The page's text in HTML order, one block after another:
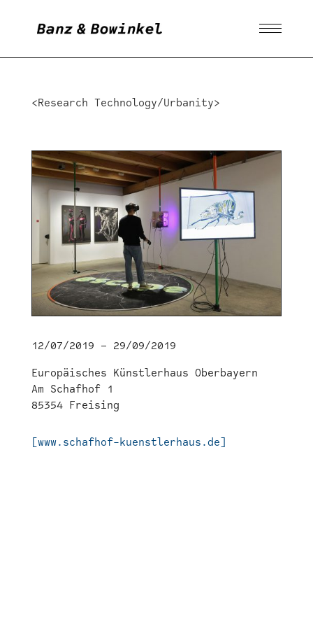
<Research Technology/Urbanity>
12/07/2019 – 29/09/2019
Europäisches Künstlerhaus Oberbayern
Am Schafhof 1
85354 Freising
[www.schafhof-kuenstlerhaus.de]